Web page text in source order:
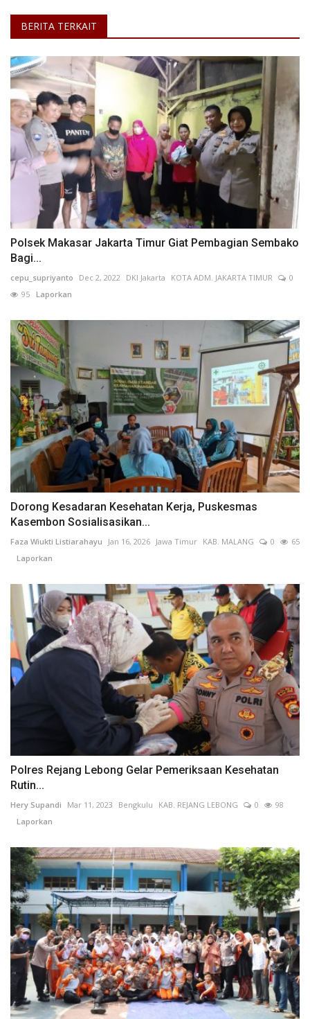
BERITA TERKAIT
Polsek Makasar Jakarta Timur Giat Pembagian Sembako
Bagi...
cepu_supriyanto Dec 2, 2022 DKI Jakarta KOTA ADM. JAKARTA TIMUR
0
95 Laporkan
Dorong Kesadaran Kesehatan Kerja, Puskesmas
Kasembon Sosialisasikan...
Faza Wiukti Listiarahayu Jan 16, 2026 Jawa Timur KAB. MALANG 0
65
Laporkan
Polres Rejang Lebong Gelar Pemeriksaan Kesehatan
Rutin...
Hery Supandi Mar 11, 2023 Bengkulu KAB. REJANG LEBONG 0
98
Laporkan